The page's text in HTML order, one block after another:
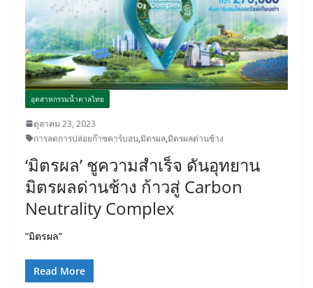
อุตสาหกรรมน้ำตาลไทย
ตุลาคม 23, 2023
การลดการปล่อยก๊าซคาร์บอน,มิตรผล,มิตรผลด่านช้าง
‘มิตรผล’ ชูความสำเร็จ ดันอุทยาน
มิตรผลด่านช้าง ก้าวสู่ Carbon
Neutrality Complex
“มิตรผล”
Read More